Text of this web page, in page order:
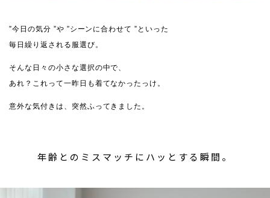
”今日の気分 ”や ”シーンに合わせて ”といった
毎日繰り返される服選び。
そんな日々の小さな選択の中で、
あれ？これって一昨日も着てなかったっけ。
意外な気付きは、突然ふってきました。
年齢とのミスマッチにハッとする瞬間。